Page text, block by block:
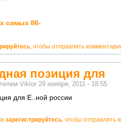
самых 86-
, чтобы отправлять
позиция для
Viktor 29 ноября, 2011 - 18:55
для Е..ной россии
зарегистрируйтесь, чтобы отправлять